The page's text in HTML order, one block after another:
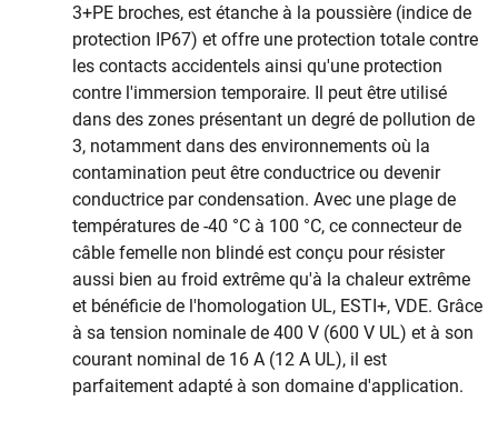
3+PE broches, est étanche à la poussière (indice de
protection IP67) et offre une protection totale contre
les contacts accidentels ainsi qu'une protection
contre l'immersion temporaire. Il peut être utilisé
dans des zones présentant un degré de pollution de
3, notamment dans des environnements où la
contamination peut être conductrice ou devenir
conductrice par condensation. Avec une plage de
températures de -40 °C à 100 °C, ce connecteur de
câble femelle non blindé est conçu pour résister
aussi bien au froid extrême qu'à la chaleur extrême
et bénéficie de l'homologation UL, ESTI+, VDE. Grâce
à sa tension nominale de 400 V (600 V UL) et à son
courant nominal de 16 A (12 A UL), il est
parfaitement adapté à son domaine d'application.